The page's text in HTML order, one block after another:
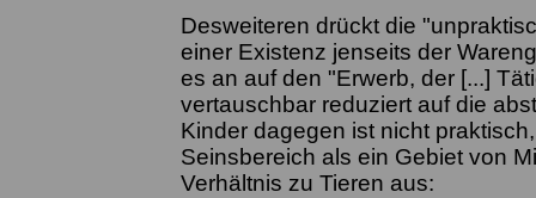
Desweiteren drückt die
einer Existenz jenseits der
es an auf den "Erwerb, der [...]
vertauschbar reduziert auf die
Kinder dagegen ist nicht
Seinsbereich als ein Gebiet von
Verhältnis zu Tieren aus: